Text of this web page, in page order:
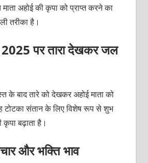
अहोई की कृपा को प्राप्त करने का
तरीका है।
2025 पर तारा देखकर जल
के बाद तारे को देखकर अहोई माता को
टोटका संतान के लिए विशेष रूप से शुभ
कृपा बढ़ाता है।
और भक्ति भाव